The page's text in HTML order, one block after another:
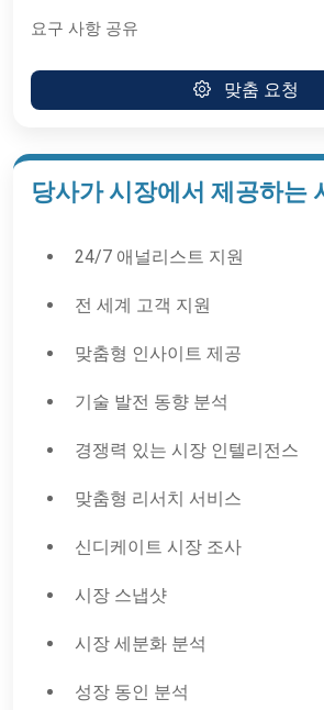
요구 사항 공유
맞춤 요청
당사가 시장에서 제공하는
24/7 애널리스트 지원
전 세계 고객 지원
맞춤형 인사이트 제공
기술 발전 동향 분석
경쟁력 있는 시장 인텔리전스
맞춤형 리서치 서비스
신디케이트 시장 조사
시장 스냅샷
시장 세분화 분석
성장 동인 분석